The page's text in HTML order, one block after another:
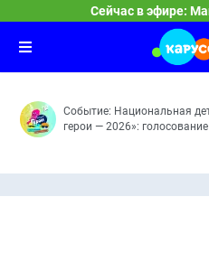
Сейчас в эфире:
Мохнатые качели —
01:30
Лунтик
Важное поручение —
Смешарики
Рояль — Энергия
Событие: Национальная
герои — 2026»: